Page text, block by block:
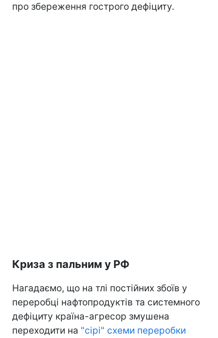
про збереження гострого дефіциту.
Криза з пальним у РФ
Нагадаємо, що на тлі постійних збоїв у
переробці нафтопродуктів та системного
дефіциту країна-агресор змушена
переходити на "сірі" схеми переробки